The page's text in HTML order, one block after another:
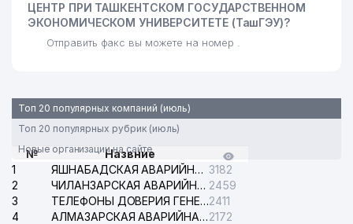
ЦЕНТР ПРИ ТАШКЕНТСКОМ ГОСУДАРСТВЕННОМ
ЭКОНОМИЧЕСКОМ УНИВЕРСИТЕТЕ (ТашГЭУ)?
Отправить факс вы можете на номер .
Топ 20 популярных компаний (июль)
Топ 20 популярных рубрик (июль)
Новые организации на сайте
№
Назвние
1
ЯШНАБАДСКАЯ АВАРИЙНАЯ СЛУЖБА ЭЛЕКТРОСЕТИ 3182
2
ЧИЛАНЗАРСКАЯ АВАРИЙНАЯ СЛУЖБА ЭЛЕКТРОСЕТИ 2459
3
ТЕЛЕФОНЫ ДОВЕРИЯ ГЕНЕРАЛЬНОЙ ПРОКУРАТУРЫ РЕСПУБЛИКИ УЗБЕКИСТАН2411
4
АЛМАЗАРСКАЯ АВАРИЙНАЯ СЛУЖБА ЭЛЕКТРОСЕТИ2172